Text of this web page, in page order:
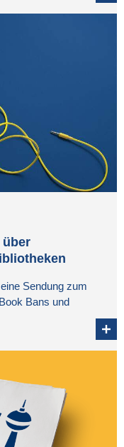
über
Sendung zum
Bans und